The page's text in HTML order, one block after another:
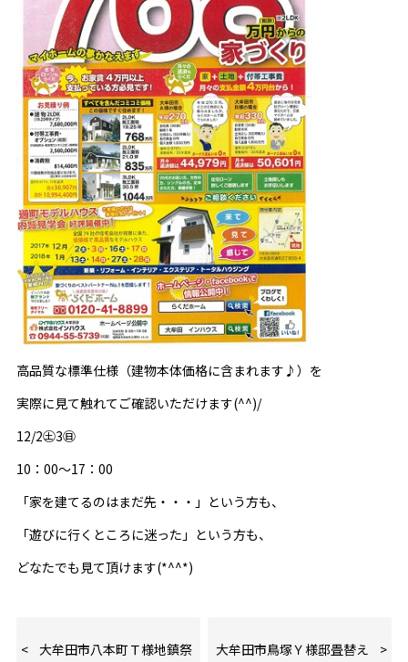
高品質な標準仕様（建物本体価格に含まれます♪）を
実際に見て触れてご確認いただけます(^^)/
12/2㊏3㊐
10：00～17：00
「家を建てるのはまだ先・・・」という方も、
「遊びに行くところに迷った」という方も、
どなたでも見て頂けます(*^^*)
大牟田市八本町Ｔ様地鎮祭 大牟田市鳥塚Ｙ様邸畳替え